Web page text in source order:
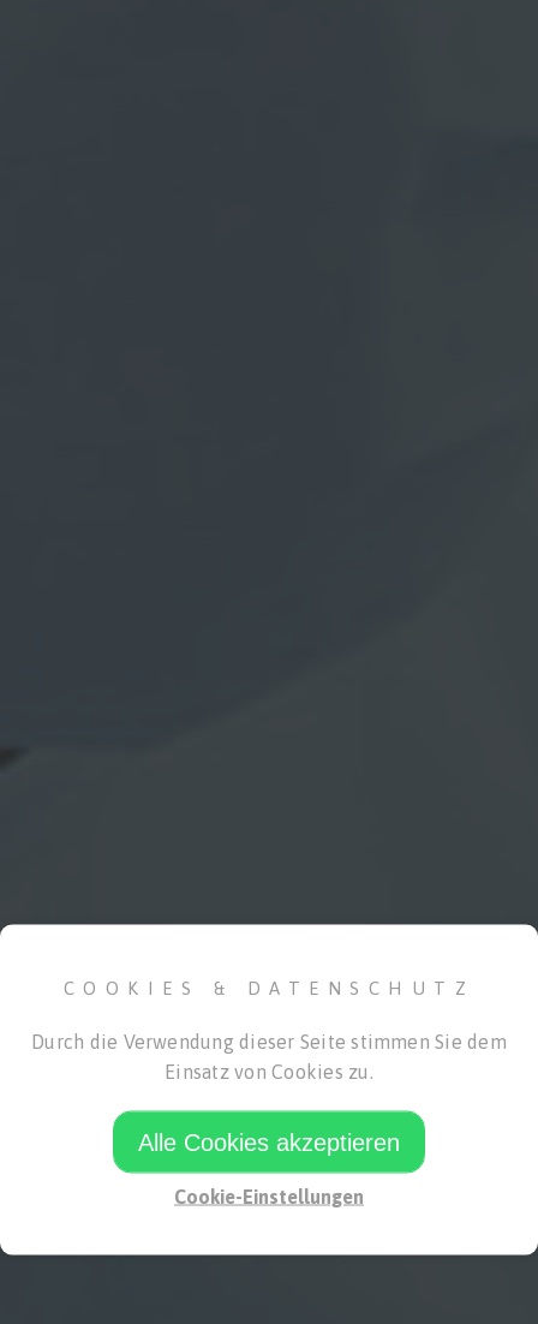
Ihr Spezialist in der
PRODUKTE
COOKIES & DATENSCHUTZ
Durch die Verwendung dieser Seite stimmen Sie dem
Einsatz von Cookies zu.
Alle Cookies akzeptieren
Cookie-Einstellungen